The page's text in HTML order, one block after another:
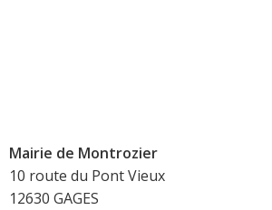
Mairie de Montrozier
10 route du Pont Vieux
12630 GAGES